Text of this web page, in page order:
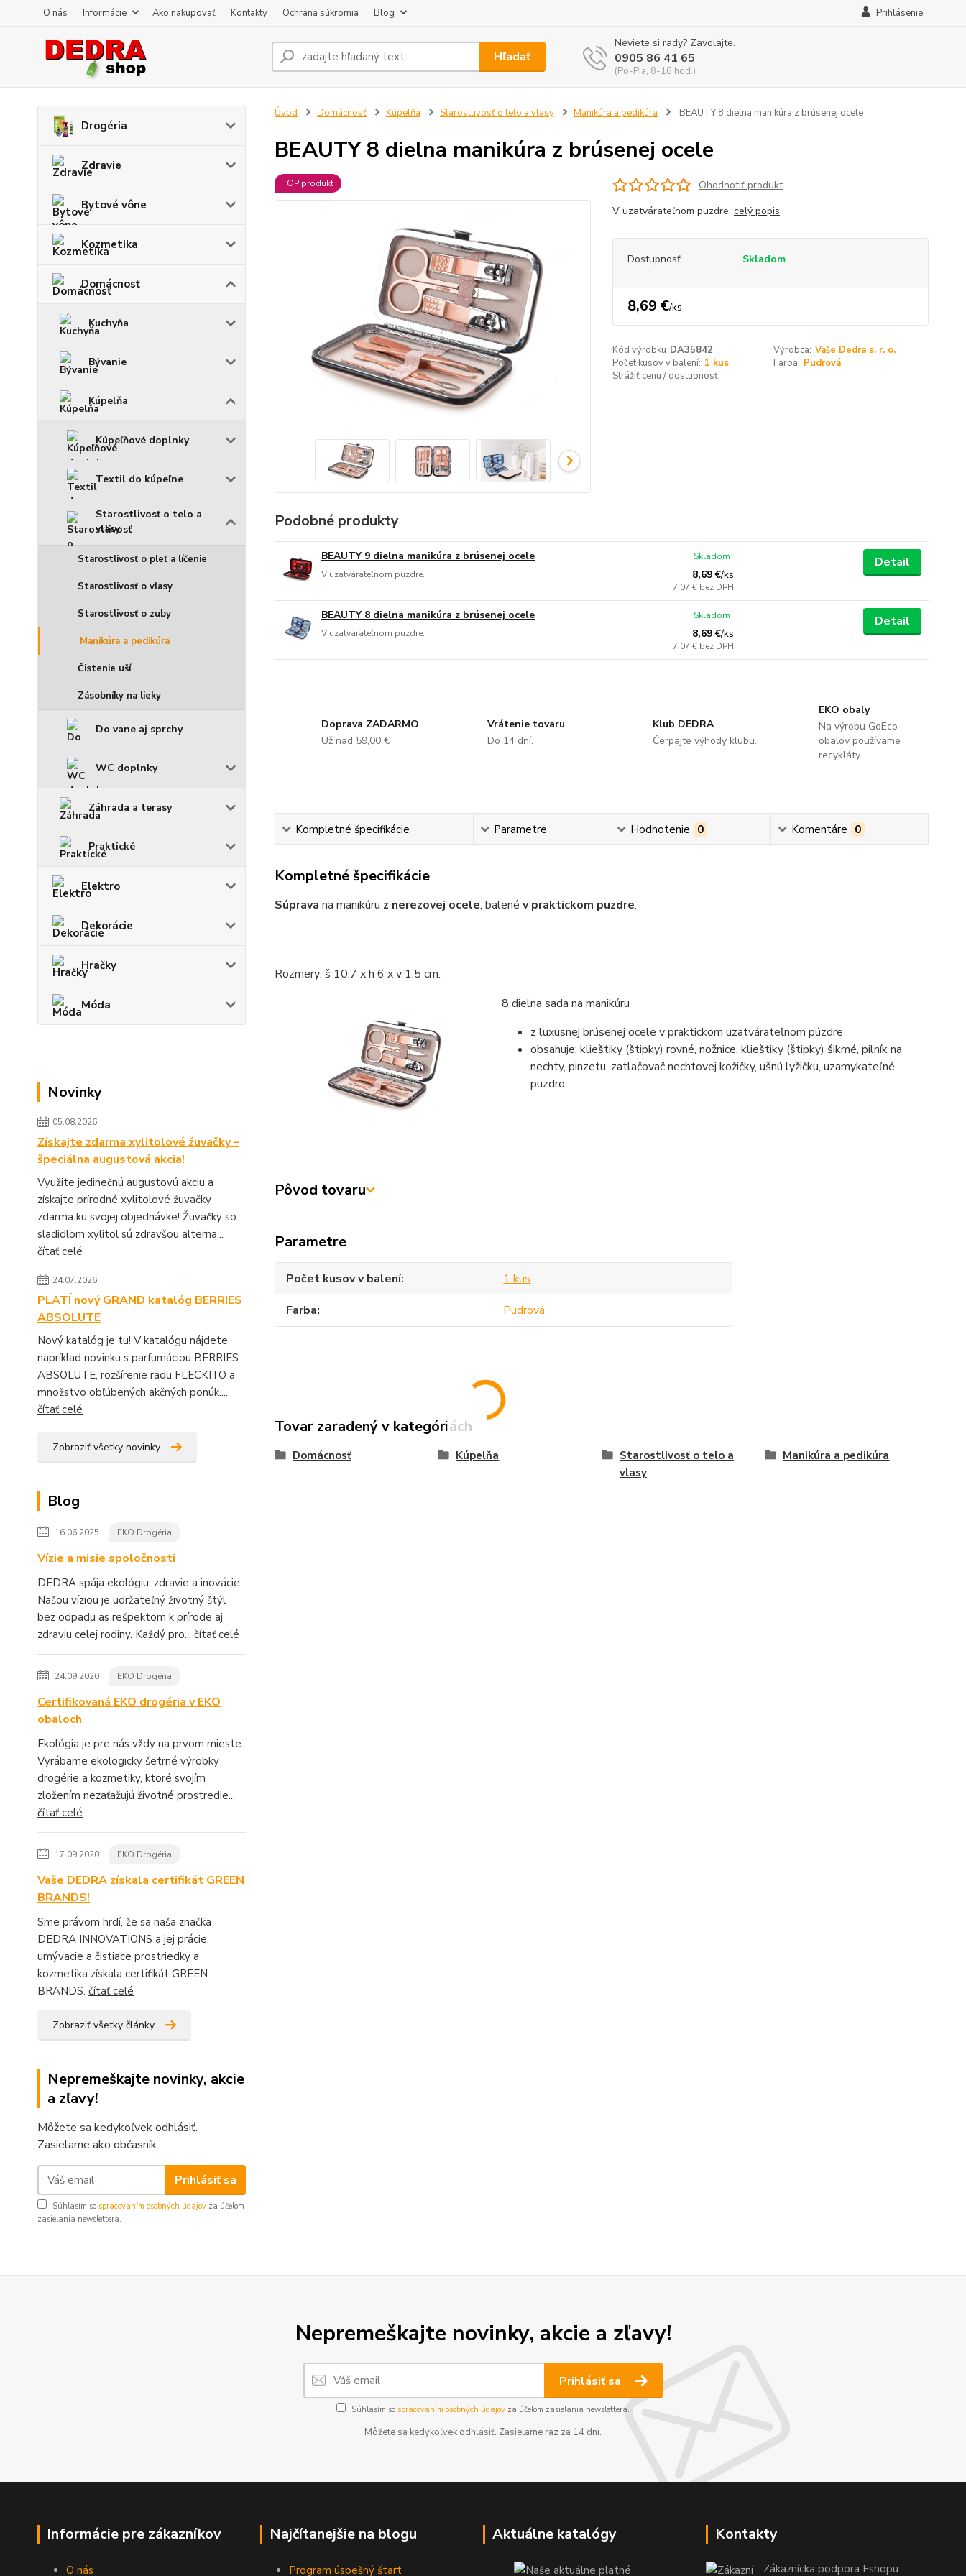
O nás Informácie Ako nakupovať Kontakty Ochrana súkromia Blog Prihlásenie
Hľadať
Neviete si rady? Zavolajte.
0905 86 41 65
(Po-Pia, 8-16 hod.)
Drogéria
Zdravie
Bytové vône
Kozmetika
Domácnosť
Kuchyňa
Bývanie
Kúpelňa
Kúpeľňové doplnky
Textil do kúpeľne
Starostlivosť o telo a
vlasy
Starostlivosť o pleť a líčenie
Starostlivosť o vlasy
Starostlivosť o zuby
Manikúra a pedikúra
Čistenie uší
Zásobníky na lieky
Do vane aj sprchy
WC doplnky
Záhrada a terasy
Praktické
Elektro
Dekorácie
Hračky
Móda
Novinky
05.08.2026
Získajte zdarma xylitolové žuvačky –
špeciálna augustová akcia!
Využite jedinečnú augustovú akciu a
získajte prírodné xylitolové žuvačky
zdarma ku svojej objednávke! Žuvačky so
sladidlom xylitol sú zdravšou alterna...
čítať celé
24.07.2026
PLATÍ nový GRAND katalóg BERRIES
ABSOLUTE
Nový katalóg je tu! V katalógu nájdete
napríklad novinku s parfumáciou BERRIES
ABSOLUTE, rozšírenie radu FLECKITO a
množstvo obľúbených akčných ponúk....
čítať celé
Zobraziť všetky novinky
Blog
16.06.2025 EKO Drogéria
Vízie a misie spoločnosti
DEDRA spája ekológiu, zdravie a inovácie.
Našou víziou je udržateľný životný štýl
bez odpadu as rešpektom k prírode aj
zdraviu celej rodiny. Každý pro... čítať celé
24.09.2020 EKO Drogéria
Certifikovaná EKO drogéria v EKO
obaloch
Ekológia je pre nás vždy na prvom mieste.
Vyrábame ekologicky šetrné výrobky
drogérie a kozmetiky, ktoré svojím
zložením nezaťažujú životné prostredie...
čítať celé
17.09.2020 EKO Drogéria
Vaše DEDRA získala certifikát GREEN
BRANDS!
Sme právom hrdí, že sa naša značka
DEDRA INNOVATIONS a jej prácie,
umývacie a čistiace prostriedky a
kozmetika získala certifikát GREEN
BRANDS. čítať celé
Zobraziť všetky články
Nepremeškajte novinky, akcie
a zľavy!
Môžete sa kedykoľvek odhlásiť.
Zasielame ako občasník.
Prihlásiť sa
Súhlasím so spracovaním osobných údajov za účelom
zasielania newslettera.
Úvod Domácnosť Kúpelňa Starostlivosť o telo a vlasy Manikúra a pedikúra BEAUTY 8 dielna manikúra z brúsenej ocele
BEAUTY 8 dielna manikúra z brúsenej ocele
TOP produkt
Ohodnotiť produkt
V uzatvárateľnom puzdre. celý popis
Dostupnosť Skladom
8,69 €/ks
Kód výrobku DA35842 Výrobca: Vaše Dedra s. r. o.
Počet kusov v balení: 1 kus Farba: Pudrová
Strážiť cenu / dostupnosť
Podobné produkty
BEAUTY 9 dielna manikúra z brúsenej ocele
V uzatvárateľnom puzdre. 8,69 €/ks
7,07 € bez DPH
Skladom Detail
BEAUTY 8 dielna manikúra z brúsenej ocele
V uzatvárateľnom puzdre. 8,69 €/ks
7,07 € bez DPH
Skladom Detail
Doprava ZADARMO
Už nad 59,00 €
Vrátenie tovaru
Do 14 dní.
Klub DEDRA
Čerpajte výhody klubu.
EKO obaly
Na výrobu GoEco
obalov používame
recykláty.
Kompletné špecifikácie Parametre Hodnotenie 0 Komentáre 0
Kompletné špecifikácie
Súprava na manikúru z nerezovej ocele, balené v praktickom puzdre.
Rozmery: š 10,7 x h 6 x v 1,5 cm.
8 dielna sada na manikúru
z luxusnej brúsenej ocele v praktickom uzatvárateľnom púzdre
obsahuje: klieštiky (štipky) rovné, nožnice, klieštiky (štipky) šikmé, pilník na
nechty, pinzetu, zatlačovač nechtovej kožičky, ušnú lyžičku, uzamykateľné
puzdro
Pôvod tovaru
Parametre
Počet kusov v balení
1 kus
Farba
Pudrová
Tovar zaradený v kategóriách
Domácnosť Kúpelňa
Starostlivosť o telo a
vlasy
Manikúra a pedikúra
Nepremeškajte novinky, akcie a zľavy!
Prihlásiť sa
Súhlasím so spracovaním osobných údajov za účelom zasielania newslettera.
Môžete sa kedykoľvek odhlásiť. Zasielame raz za 14 dní.
Informácie pre zákazníkov
O nás
Najčítanejšie na blogu
Program úspešný štart
Aktuálne katalógy Kontakty
Zákaznícka podpora Eshopu